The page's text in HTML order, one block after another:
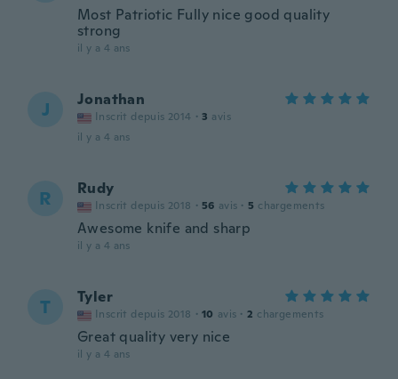
Most Patriotic Fully nice good quality
strong
il y a 4 ans
J Jonathan
Inscrit depuis 2014 · 3 avis
il y a 4 ans
R Rudy
Inscrit depuis 2018 · 56 avis · 5 chargements
Awesome knife and sharp
il y a 4 ans
T Tyler
Inscrit depuis 2018 · 10 avis · 2 chargements
Great quality very nice
il y a 4 ans